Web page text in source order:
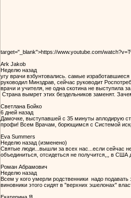
target="_blank">https://www.youtube.com/
Ark Jakob
Неделю назад
угу врачи взбунтовались. самые
руководил Минздрав, сейчас руководит
врачи и учителя, не одна скотина не
Страна вымрет этих бездельников заменят.
Светлана Бойко
6 дней назад
Дамочке, выступавшей с 35 минуты аплодирую
профи! Всем Врачам, борющимся с Системой
Eva Summers
Неделю назад (изменено)
Святые люди...вышли за всех нас...если сейчас
объединиться, отсидеться не получится,,, в
Роман Абрамович
Неделю назад
Всем у кого умерли родственники надо
виновники этого сидят в "верхних эшелонах"